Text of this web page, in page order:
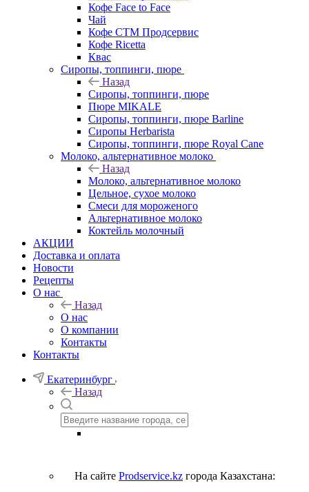
Кофе Face to Face
Чай
Кофе СТМ Продсервис
Кофе Ricetta
Квас
Сиропы, топпинги, пюре
Назад
Сиропы, топпинги, пюре
Пюре MIKALE
Сиропы, топпинги, пюре Barline
Сиропы Herbarista
Сиропы, топпинги, пюре Royal Cane
Молоко, альтернативное молоко
Назад
Молоко, альтернативное молоко
Цельное, сухое молоко
Смеси для мороженого
Альтернативное молоко
Коктейль молочный
АКЦИИ
Доставка и оплата
Новости
Рецепты
О нас
Назад
О нас
О компании
Контакты
Контакты
Екатеринбург
Назад
На сайте Prodservice.kz города Казахстана: